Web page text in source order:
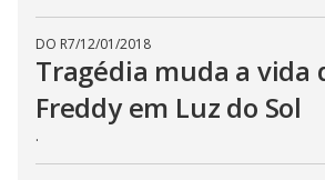
DO R7/12/01/2018
Tragédia muda a vida
Freddy em Luz do Sol
.